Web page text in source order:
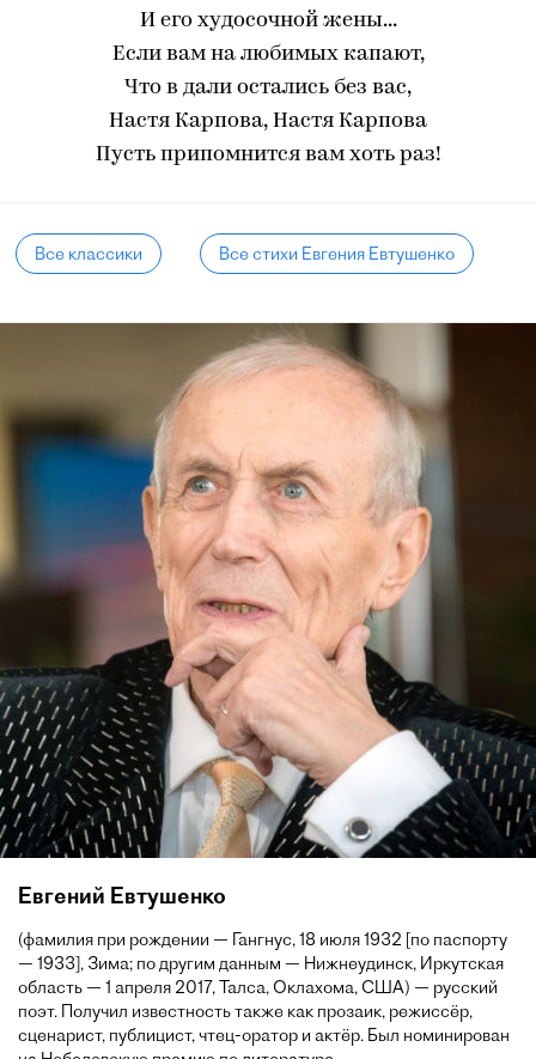
И его худосочной жены...
Если вам на любимых капают,
Что в дали остались без вас,
Настя Карпова, Настя Карпова
Пусть припомнится вам хоть раз!
Все классики Все стихи Евгения Евтушенко
Евгений Евтушенко
(фамилия при рождении — Гангнус, 18 июля 1932 [по паспорту
— 1933], Зима; по другим данным — Нижнеудинск, Иркутская
область — 1 апреля 2017, Талса, Оклахома, США) — русский
поэт. Получил известность также как прозаик, режиссёр,
сценарист, публицист, чтец-оратор и актёр. Был номинирован